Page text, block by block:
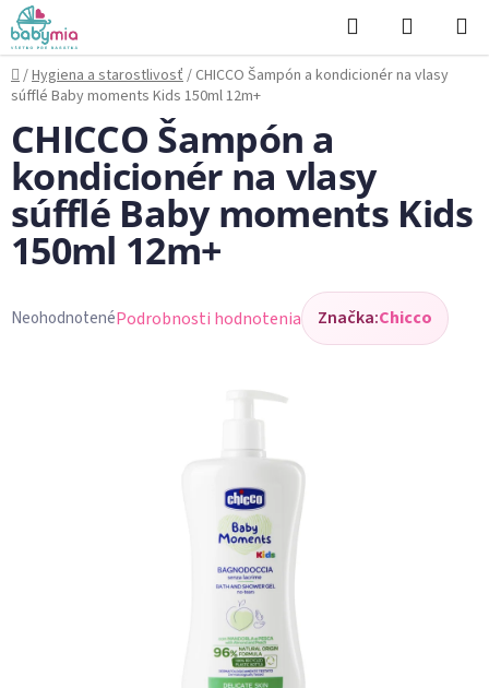
Prejsť
na
obsah
Hľadať
KOŠÍK
Domov
/Hygiena a starostlivosť/ CHICCO Šampón a kondicionér na vlasy
súfflé Baby moments Kids 150ml 12m+
CHICCO Šampón a
kondicionér na vlasy
súfflé Baby moments Kids
150ml 12m+
Priemerné
NeohodnotenéPodrobnosti hodnotenia Značka:Chicco